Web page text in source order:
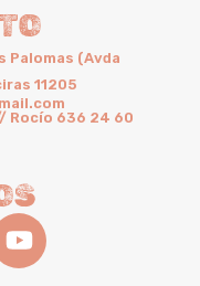
Palomas (Avda
11205
Rocío 636 24 60